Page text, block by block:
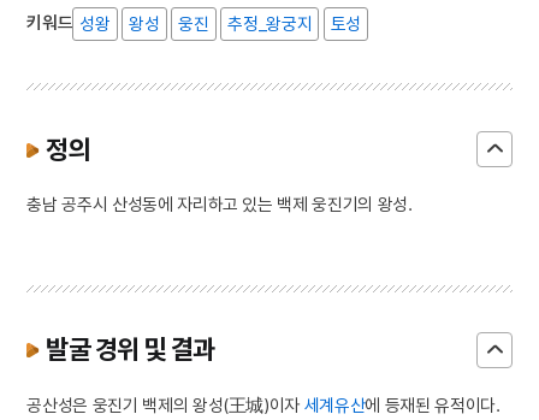
키워드 성왕 왕성 웅진 추정_왕궁지 토성
정의
충남 공주시 산성동에 자리하고 있는 백제 웅진기의 왕성.
발굴 경위 및 결과
공산성은 웅진기 백제의 왕성(王城)이자 세계유산에 등재된 유적이다.